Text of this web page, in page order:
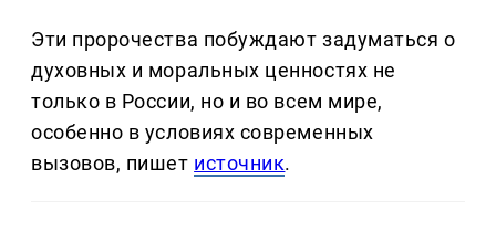
Эти пророчества побуждают задуматься о
духовных и моральных ценностях не
только в России, но и во всем мире,
особенно в условиях современных
вызовов, пишет источник.